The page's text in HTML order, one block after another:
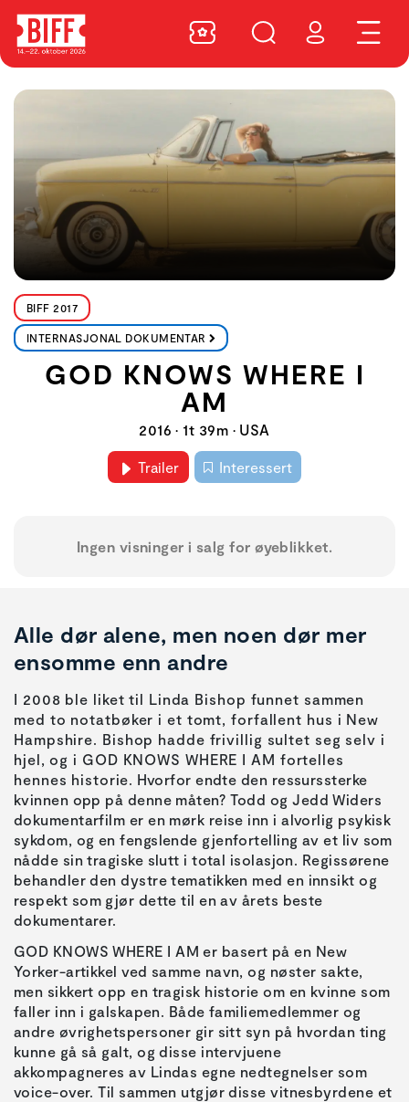
BIFF 2017
INTERNASJONAL DOKUMENTAR
GOD KNOWS WHERE I
AM
2016 • 1t 39m • USA
Trailer Interessert
Ingen visninger i salg for øyeblikket.
Alle dør alene, men noen dør mer
ensomme enn andre
I 2008 ble liket til Linda Bishop funnet sammen
med to notatbøker i et tomt, forfallent hus i New
Hampshire. Bishop hadde frivillig sultet seg selv i
hjel, og i GOD KNOWS WHERE I AM fortelles
hennes historie. Hvorfor endte den ressurssterke
kvinnen opp på denne måten? Todd og Jedd Widers
dokumentarfilm er en mørk reise inn i alvorlig psykisk
sykdom, og en fengslende gjenfortelling av et liv som
nådde sin tragiske slutt i total isolasjon. Regissørene
behandler den dystre tematikken med en innsikt og
respekt som gjør dette til en av årets beste
dokumentarer.
GOD KNOWS WHERE I AM er basert på en New
Yorker-artikkel ved samme navn, og nøster sakte,
men sikkert opp en tragisk historie om en kvinne som
faller inn i galskapen. Både familiemedlemmer og
andre øvrighetspersoner gir sitt syn på hvordan ting
kunne gå så galt, og disse intervjuene
akkompagneres av Lindas egne nedtegnelser som
voice-over. Til sammen utgjør disse vitnesbyrdene et